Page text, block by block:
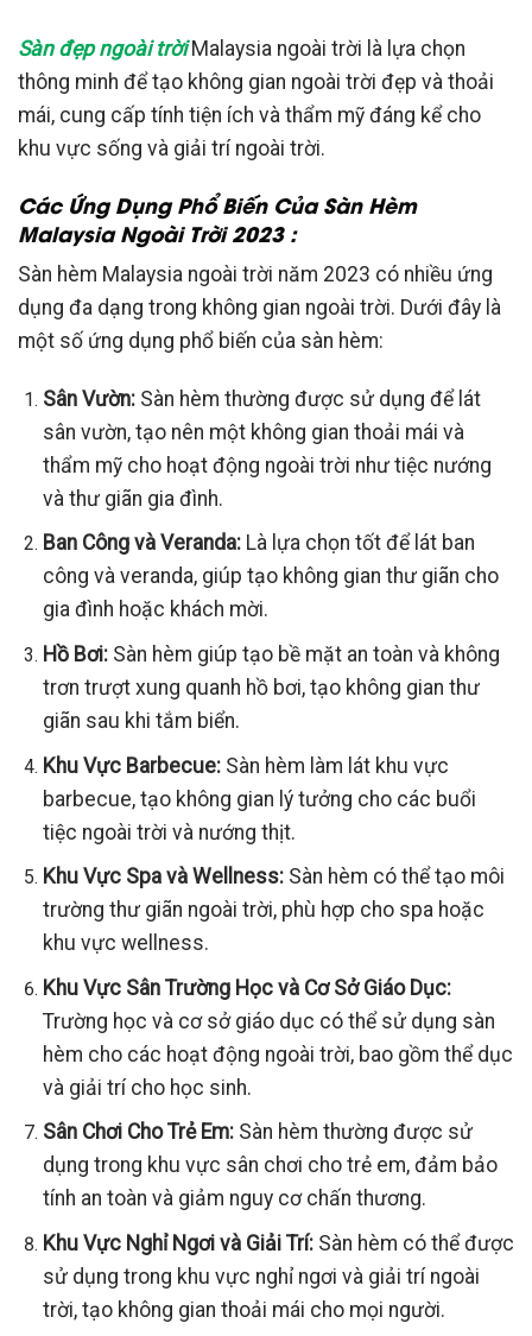
Sàn đẹp ngoài trờiMalaysia ngoài trời là lựa chọn
thông minh để tạo không gian ngoài trời đẹp và thoải
mái, cung cấp tính tiện ích và thẩm mỹ đáng kể cho
khu vực sống và giải trí ngoài trời.
Các Ứng Dụng Phổ Biến Của Sàn Hèm
Malaysia Ngoài Trời 2023 :
Sàn hèm Malaysia ngoài trời năm 2023 có nhiều ứng
dụng đa dạng trong không gian ngoài trời. Dưới đây là
một số ứng dụng phổ biến của sàn hèm:
Sân Vườn:Sàn hèm thường được sử dụng để lát
sân vườn, tạo nên một không gian thoải mái và
thẩm mỹ cho hoạt động ngoài trời như tiệc nướng
và thư giãn gia đình.
Ban Công và Veranda:Là lựa chọn tốt để lát ban
công và veranda, giúp tạo không gian thư giãn cho
gia đình hoặc khách mời.
Hồ Bơi:Sàn hèm giúp tạo bề mặt an toàn và không
trơn trượt xung quanh hồ bơi, tạo không gian thư
giãn sau khi tắm biển.
Khu Vực Barbecue:Sàn hèm làm lát khu vực
barbecue, tạo không gian lý tưởng cho các buổi
tiệc ngoài trời và nướng thịt.
Khu Vực Spa và Wellness:Sàn hèm có thể tạo môi
trường thư giãn ngoài trời, phù hợp cho spa hoặc
khu vực wellness.
Khu Vực Sân Trường Học và Cơ Sở Giáo Dục:
Trường học và cơ sở giáo dục có thể sử dụng sàn
hèm cho các hoạt động ngoài trời, bao gồm thể dục
và giải trí cho học sinh.
Sân Chơi Cho Trẻ Em:Sàn hèm thường được sử
dụng trong khu vực sân chơi cho trẻ em, đảm bảo
tính an toàn và giảm nguy cơ chấn thương.
Khu Vực Nghỉ Ngơi và Giải Trí:Sàn hèm có thể được
sử dụng trong khu vực nghỉ ngơi và giải trí ngoài
trời, tạo không gian thoải mái cho mọi người.